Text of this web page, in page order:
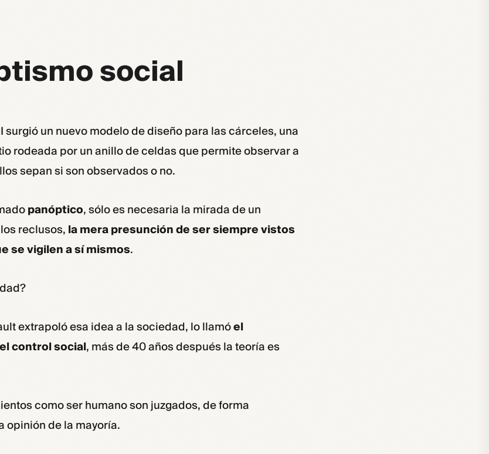
social
surgió un nuevo modelo de diseño para las cárceles, una
rodeada por un anillo de celdas que permite observar a
sepan si son observados o no.
panóptico, sólo es necesaria la mirada de un
reclusos,la mera presunción de ser siempre vistos
se vigilen a sí mismos.
extrapoló esa idea a la sociedad, lo llamóel
control social, más de 40 años después la teoría es
como ser humano son juzgados, de forma
opinión de la mayoría.